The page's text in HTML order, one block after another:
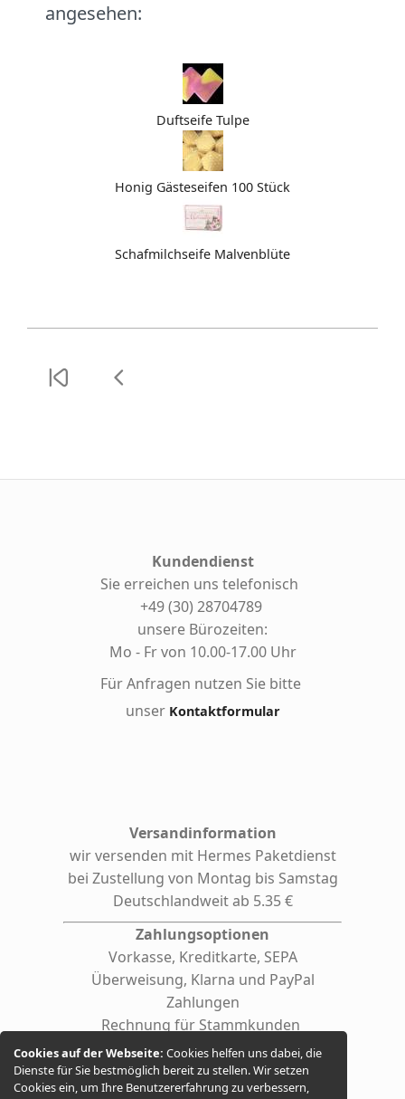
Cookies auf der Webseite:Cookies helfen uns dabei, die
Dienste für Sie bestmöglich bereit zu stellen. Wir setzen
Cookies ein, um Ihre Benutzererfahrung zu verbessern,
angesehen:
Duftseife Tulpe
Honig Gästeseifen 100 Stück
Schafmilchseife Malvenblüte
Kundendienst
Sie erreichen uns telefonisch
+49 (30) 28704789
unsere Bürozeiten:
Mo - Fr von 10.00-17.00 Uhr
Für Anfragen nutzen Sie bitte
unser Kontaktformular
Versandinformation
wir versenden mit Hermes Paketdienst
bei Zustellung von Montag bis Samstag
Deutschlandweit ab 5.35 €
Zahlungsoptionen
Vorkasse, Kreditkarte, SEPA
Überweisung, Klarna und PayPal
Zahlungen
Rechnung für Stammkunden
(auf Anfrage auch für Firmen /
behördliche Einrichtungen)